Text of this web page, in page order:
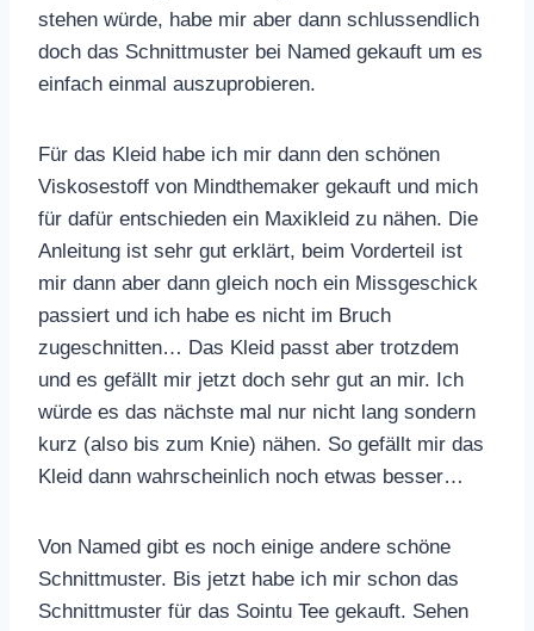
stehen würde, habe mir aber dann schlussendlich
doch das Schnittmuster bei Named gekauft um es
einfach einmal auszuprobieren.
Für das Kleid habe ich mir dann den schönen
Viskosestoff von Mindthemaker gekauft und mich
für dafür entschieden ein Maxikleid zu nähen. Die
Anleitung ist sehr gut erklärt, beim Vorderteil ist
mir dann aber dann gleich noch ein Missgeschick
passiert und ich habe es nicht im Bruch
zugeschnitten… Das Kleid passt aber trotzdem
und es gefällt mir jetzt doch sehr gut an mir. Ich
würde es das nächste mal nur nicht lang sondern
kurz (also bis zum Knie) nähen. So gefällt mir das
Kleid dann wahrscheinlich noch etwas besser…
Von Named gibt es noch einige andere schöne
Schnittmuster. Bis jetzt habe ich mir schon das
Schnittmuster für das Sointu Tee gekauft. Sehen